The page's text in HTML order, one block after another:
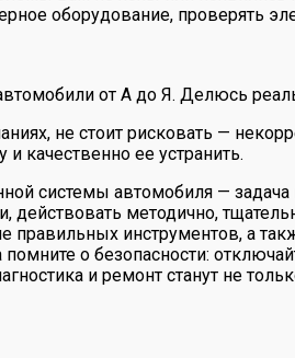
оборудование, проверять
от А до Я. Делюсь
не стоит рисковать —
качественно ее устранить.
системы автомобиля —
действовать методично,
правильных инструментов, а
о безопасности:
и ремонт станут не